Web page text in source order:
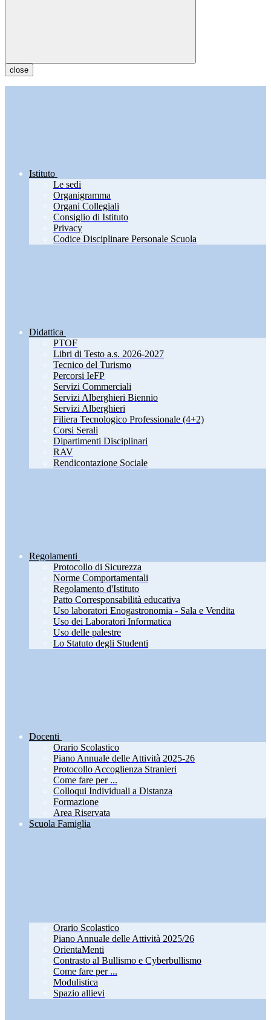
close
Istituto
Le sedi
Organigramma
Organi Collegiali
Consiglio di Istituto
Privacy
Codice Disciplinare Personale Scuola
Didattica
PTOF
Libri di Testo a.s. 2026-2027
Tecnico del Turismo
Percorsi IeFP
Servizi Commerciali
Servizi Alberghieri Biennio
Servizi Alberghieri
Filiera Tecnologico Professionale (4+2)
Corsi Serali
Dipartimenti Disciplinari
RAV
Rendicontazione Sociale
Regolamenti
Protocollo di Sicurezza
Norme Comportamentali
Regolamento d'Istituto
Patto Corresponsabilità educativa
Uso laboratori Enogastronomia - Sala e Vendita
Uso dei Laboratori Informatica
Uso delle palestre
Lo Statuto degli Studenti
Docenti
Orario Scolastico
Piano Annuale delle Attività 2025-26
Protocollo Accoglienza Stranieri
Come fare per ...
Colloqui Individuali a Distanza
Formazione
Area Riservata
Scuola Famiglia
Orario Scolastico
Piano Annuale delle Attività 2025/26
OrientaMenti
Contrasto al Bullismo e Cyberbullismo
Come fare per ...
Modulistica
Spazio allievi